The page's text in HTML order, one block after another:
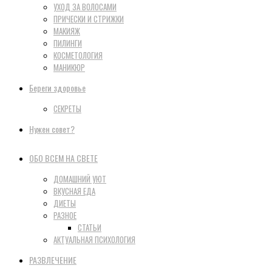
УХОД ЗА ВОЛОСАМИ
ПРИЧЕСКИ И СТРИЖКИ
МАКИЯЖ
ПИЛИНГИ
КОСМЕТОЛОГИЯ
МАНИКЮР
Береги здоровье
СЕКРЕТЫ
Нужен совет?
ОБО ВСЕМ НА СВЕТЕ
ДОМАШНИЙ УЮТ
ВКУСНАЯ ЕДА
ДИЕТЫ
РАЗНОЕ
СТАТЬИ
АКТУАЛЬНАЯ ПСИХОЛОГИЯ
РАЗВЛЕЧЕНИЕ